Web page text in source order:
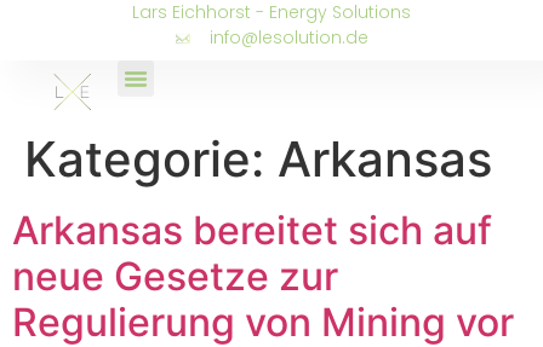
Lars Eichhorst - Energy Solutions
info@lesolution.de
Kategorie: Arkansas
Arkansas bereitet sich auf
neue Gesetze zur
Regulierung von Mining vor